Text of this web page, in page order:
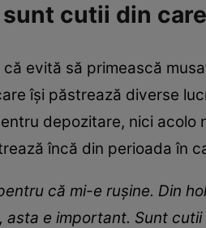
cutii din
că evită să primească
își păstrează diverse
depozitare, nici
încă din perioada în
că mi-e rușine. Din
e important. Sunt